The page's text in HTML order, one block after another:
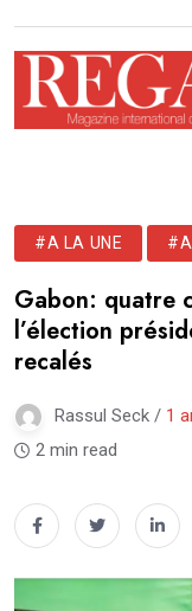
#A LA UNE
Gabon: quatre
l’élection
recalés
Rassul Seck / 1
2 min read